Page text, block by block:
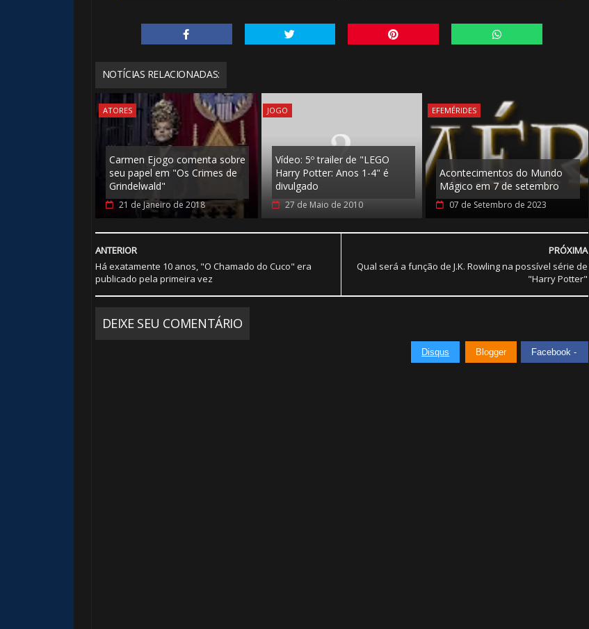
NOTÍCIAS RELACIONADAS:
ATORES
Carmen Ejogo comenta sobre
seu papel em "Os Crimes de
Grindelwald"
21 de Janeiro de 2018
JOGO
Vídeo: 5º trailer de "LEGO
Harry Potter: Anos 1-4" é
divulgado
27 de Maio de 2010
EFEMÉRIDES
Acontecimentos do Mundo
Mágico em 7 de setembro
07 de Setembro de 2023
PRÓXIMA
Qual será a função de J.K. Rowling na possível série de
"Harry Potter"
ANTERIOR
Há exatamente 10 anos, "O Chamado do Cuco" era
publicado pela primeira vez
DEIXE SEU COMENTÁRIO
Disqus Blogger Facebook -